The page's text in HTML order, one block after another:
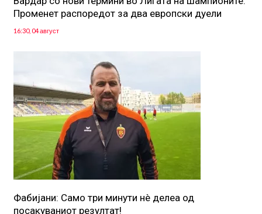
Променет распоредот за два европски дуели
16:30, 04 август
Фабијани: Само три минути нè делеа од
посакуваниот резултат!